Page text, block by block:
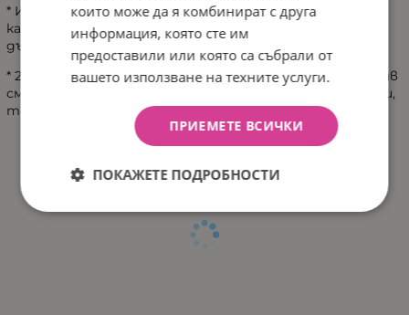
* Използване на акумулаторна батерия с голям
капацитет, 6V акумулаторна батерия, 20 минути
дълъг живот на батерията
* 2.4Ghz дистанционно управление, технология против
смущения, дори ако се състезават множество играчи,
те няма да пречат един на друг
които може да я комбинират с друга
информация, която сте им
предоставили или която са събрали от
вашето използване на техните услуги.
ПРИЕМЕТЕ ВСИЧКИ
ПОКАЖЕТЕ ПОДРОБНОСТИ